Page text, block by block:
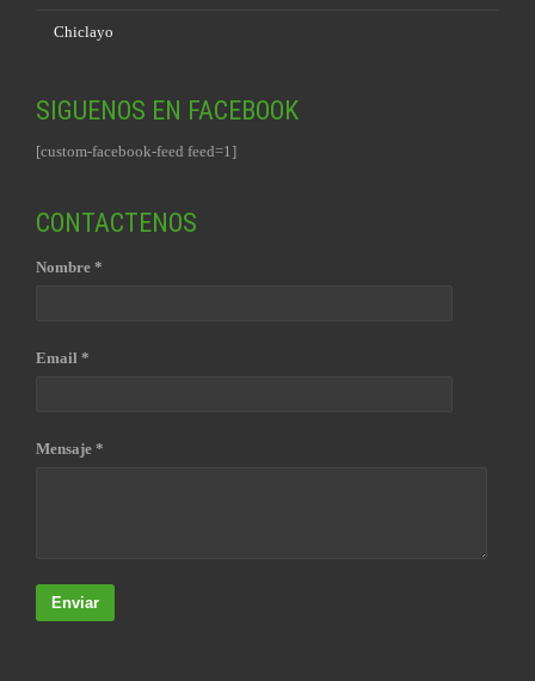
Chiclayo
SIGUENOS EN FACEBOOK
[custom-facebook-feed feed=1]
CONTACTENOS
Nombre *
Email *
Mensaje *
Enviar